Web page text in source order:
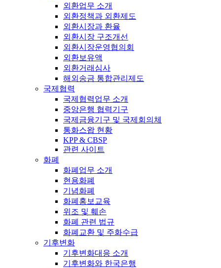
외환업무 소개
외환정책과 외환제도
외환시장과 환율
외환시장 구조개선
외환시장운영협의회
외환보유액
외환거래심사
해외송금 통합관리제도
국제협력
국제협력업무 소개
중앙은행 협력기구
국제금융기구 및 국제회의체
통화스왑 현황
KPP & CBSP
관련 사이트
화폐
화폐업무 소개
현용화폐
기념화폐
화폐홍보교육
위조 및 훼손
화폐 관련 법규
화폐교환 및 주화수급
기후변화
기후변화대응 소개
기후변화와 한국은행